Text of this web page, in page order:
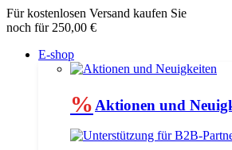
Für kostenlosen Versand kaufen Sie
noch für 250,00 €
E-shop
% Aktionen und